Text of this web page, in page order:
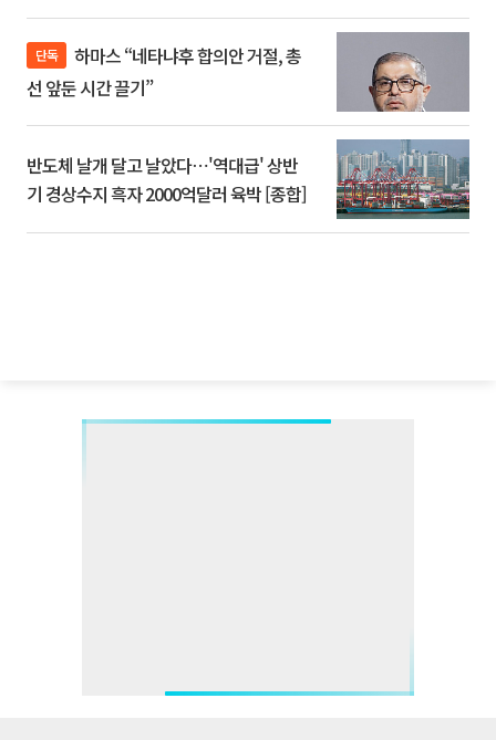
단독
선 앞둔 시간 끌기”
반도체 날개 달고 날았다⋯'역대급' 상반
기 경상수지 흑자 2000억달러 육박 [종합]